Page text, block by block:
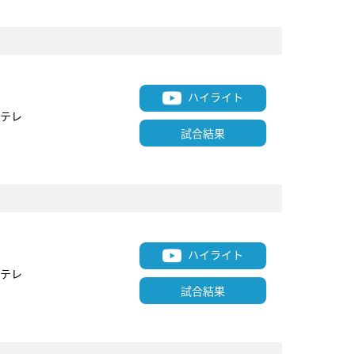
レ
ハイライト
試合結果
レ
ハイライト
試合結果